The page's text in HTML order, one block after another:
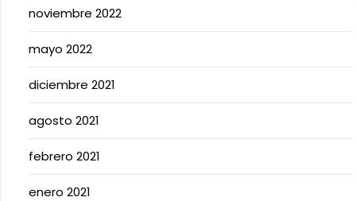
noviembre 2022
mayo 2022
diciembre 2021
agosto 2021
febrero 2021
enero 2021